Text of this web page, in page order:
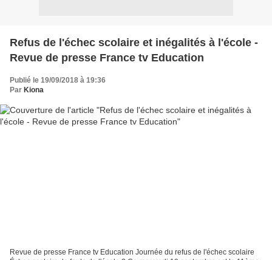
Refus de l'échec scolaire et inégalités à l'école -
Revue de presse France tv Education
Publié le 19/09/2018 à 19:36
Par Kiona
Revue de presse France tv Education Journée du refus de l'échec scolaire